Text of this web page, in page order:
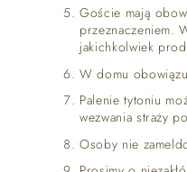
Goście mają
przeznaczeniem.
jakichkolwiek
W domu
Palenie tytoniu
wezwania straży
Osoby nie